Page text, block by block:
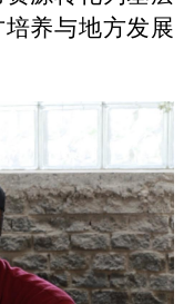
养与地方发展